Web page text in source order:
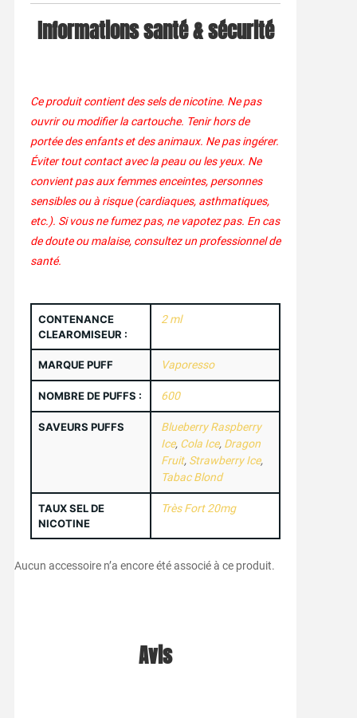
Informations santé & sécurité
Ce produit contient des sels de nicotine. Ne pas
ouvrir ou modifier la cartouche. Tenir hors de
portée des enfants et des animaux. Ne pas ingérer.
Éviter tout contact avec la peau ou les yeux. Ne
convient pas aux femmes enceintes, personnes
sensibles ou à risque (cardiaques, asthmatiques,
etc.). Si vous ne fumez pas, ne vapotez pas. En cas
de doute ou malaise, consultez un professionnel de
santé.
CONTENANCE
CLEAROMISEUR :
2 ml
MARQUE PUFF Vaporesso
NOMBRE DE PUFFS : 600
SAVEURS PUFFS
Blueberry Raspberry
Ice, Cola Ice, Dragon
Fruit, Strawberry Ice,
Tabac Blond
TAUX SEL DE
NICOTINE
Très Fort 20mg
Aucun accessoire n’a encore été associé à ce produit.
Avis